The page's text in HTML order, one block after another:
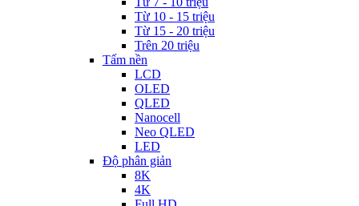
Từ 10 - 15 triệu
Từ 15 - 20 triệu
Trên 20 triệu
Tấm nền
LCD
OLED
QLED
Nanocell
Neo QLED
LED
Độ phân giản
8K
4K